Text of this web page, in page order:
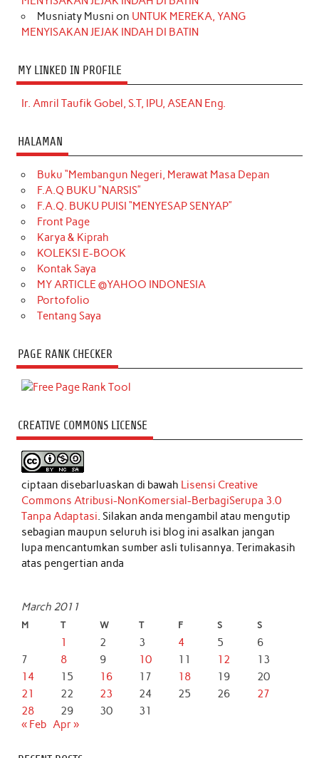
Musniaty Musni on UNTUK MEREKA, YANG
MENYISAKAN JEJAK INDAH DI BATIN
MY LINKED IN PROFILE
Ir. Amril Taufik Gobel, S.T, IPU, ASEAN Eng.
HALAMAN
Buku “Membangun Negeri, Merawat Masa Depan
F.A.Q BUKU “NARSIS”
F.A.Q. BUKU PUISI “MENYESAP SENYAP”
Front Page
Karya & Kiprah
KOLEKSI E-BOOK
Kontak Saya
MY ARTICLE @YAHOO INDONESIA
Portofolio
Tentang Saya
PAGE RANK CHECKER
CREATIVE COMMONS LICENSE
ciptaan disebarluaskan di bawah Lisensi Creative
Commons Atribusi-NonKomersial-BerbagiSerupa 3.0
Tanpa Adaptasi. Silakan anda mengambil atau mengutip
sebagian maupun seluruh isi blog ini asalkan jangan
lupa mencantumkan sumber asli tulisannya. Terimakasih
atas pengertian anda
March 2011
M T W T F S S
1 2 3 4 5
6
7
8 9 10 11 12
13
14
15 16 17 18 19
20
21
22 23 24 25 26
27
28
29 30
31
« Feb Apr »